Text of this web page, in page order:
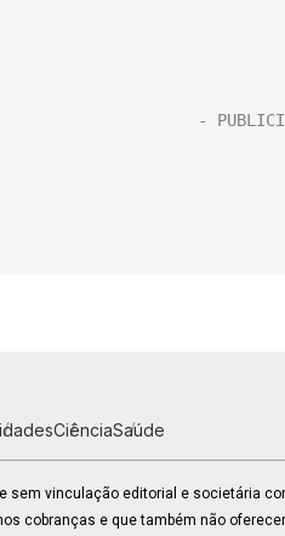
CiênciaSaúde
vinculação editorial e societária com
cobranças e que também não